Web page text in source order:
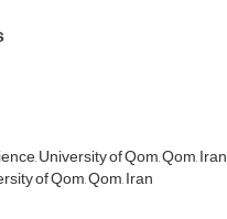
University of Qom, Qom, Iran
of Qom, Qom, Iran